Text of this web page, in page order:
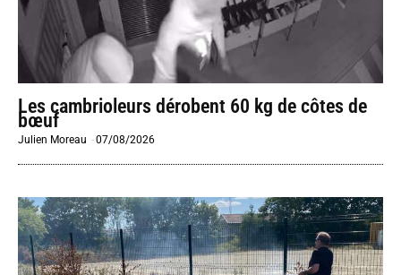
Les cambrioleurs dérobent 60 kg de côtes de
bœuf
Julien Moreau -07/08/2026